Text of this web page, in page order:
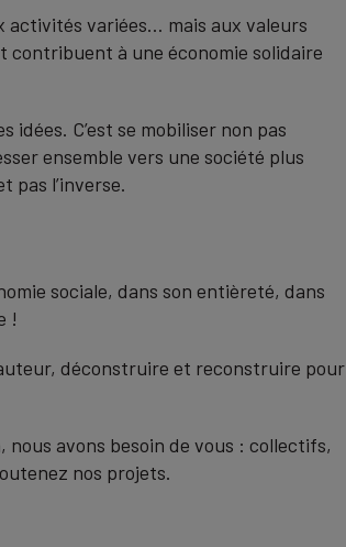
activités variées… mais aux valeurs
à une économie solidaire
idées. C’est se mobiliser non pas
ensemble vers une société plus
pas l’inverse.
sociale, dans son entièreté, dans
!
déconstruire et reconstruire pour
avons besoin de vous : collectifs,
nos projets.